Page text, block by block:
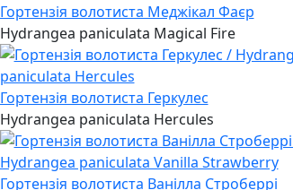
Гортензія волотиста Меджікал Фаєр
Hydrangea paniculata Magical Fire
Гортензія волотиста Геркулес
Hydrangea paniculata Hercules
Гортензія волотиста Ванілла Строберрі